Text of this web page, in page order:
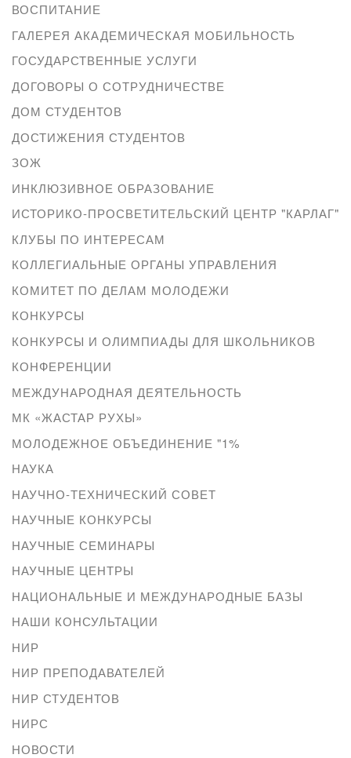
ВОСПИТАНИЕ
ГАЛЕРЕЯ АКАДЕМИЧЕСКАЯ МОБИЛЬНОСТЬ
ГОСУДАРСТВЕННЫЕ УСЛУГИ
ДОГОВОРЫ О СОТРУДНИЧЕСТВЕ
ДОМ СТУДЕНТОВ
ДОСТИЖЕНИЯ СТУДЕНТОВ
ЗОЖ
ИНКЛЮЗИВНОЕ ОБРАЗОВАНИЕ
ИСТОРИКО-ПРОСВЕТИТЕЛЬСКИЙ ЦЕНТР "КАРЛАГ"
КЛУБЫ ПО ИНТЕРЕСАМ
КОЛЛЕГИАЛЬНЫЕ ОРГАНЫ УПРАВЛЕНИЯ
КОМИТЕТ ПО ДЕЛАМ МОЛОДЕЖИ
КОНКУРСЫ
КОНКУРСЫ И ОЛИМПИАДЫ ДЛЯ ШКОЛЬНИКОВ
КОНФЕРЕНЦИИ
МЕЖДУНАРОДНАЯ ДЕЯТЕЛЬНОСТЬ
МК «ЖАСТАР РУХЫ»
МОЛОДЕЖНОЕ ОБЪЕДИНЕНИЕ "1%
НАУКА
НАУЧНО-ТЕХНИЧЕСКИЙ СОВЕТ
НАУЧНЫЕ КОНКУРСЫ
НАУЧНЫЕ СЕМИНАРЫ
НАУЧНЫЕ ЦЕНТРЫ
НАЦИОНАЛЬНЫЕ И МЕЖДУНАРОДНЫЕ БАЗЫ
НАШИ КОНСУЛЬТАЦИИ
НИР
НИР ПРЕПОДАВАТЕЛЕЙ
НИР СТУДЕНТОВ
НИРС
НОВОСТИ